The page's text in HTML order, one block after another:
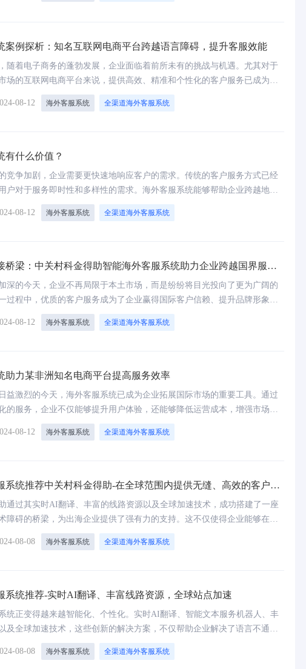
案例探析：知名互联网电商平台跨越语言障碍，提升客服效能
随着电子商务的蓬勃发展，企业面临着前所未有的挑战与机遇。尤其对于
场的互联网电商平台来说，提供高效、精准和个性化的客户服务已成为其
，我们分享一家专注于非洲市场，尤其是服务尼日利亚用户的电商平台如
的海外客服系统，解决用户咨询难题，优化用户体验，并降低运营成本的
08-12 海外客服系统 全渠道海外客服系统
有什么价值？
竞争加剧，企业需要更快速地响应客户的需求。传统的客户服务方式已经
户对于服务即时性和多样性的需求。海外客服系统能够帮助企业跨越地域
家和地区的客户提供定制化的服务体验。它不仅支持多语言沟通，还能集
社交媒体、电子邮件、即时通讯工具等），确保无论客户身处何方都能获
08-12 海外客服系统 全渠道海外客服系统
桥梁：中关村科金得助智能海外客服系统助力企业跨越国界服务
深的今天，企业不再局限于本土市场，而是纷纷将目光投向了更为广阔的
过程中，优质的客户服务成为了企业赢得国际客户信赖、提升品牌形象的
言障碍、时差挑战、文化差异等问题往往成为企业海外拓展的绊脚石。为
智能、适应性强的海外客服系统显得尤为重要。
08-12 海外客服系统 全渠道海外客服系统
助力某非洲知名电商平台提高服务效率
益激烈的今天，海外客服系统已成为企业拓展国际市场的重要工具。通过
的服务，企业不仅能够提升用户体验，还能够降低运营成本，增强市场竞
电商平台的客服革新之旅，为我们提供了一个成功的案例，展示了海外客
战略中的关键作用。
08-12 海外客服系统 全渠道海外客服系统
系统推荐中关村科金得助-在全球范围内提供无缝、高效的客户服
通过其实时AI翻译、丰富的线路资源以及全球加速技术，成功搭建了一座
障碍的桥梁，为出海企业提供了强有力的支持。这不仅使得企业能够在全
缝、高效的客户服务，也为企业自身的国际化战略奠定了坚实的基础。
08-08 海外客服系统 全渠道海外客服系统
系统推荐-实时AI翻译、丰富线路资源，全球站点加速
统正变得越来越智能化、个性化。实时AI翻译、智能文本服务机器人、丰
及全球加速技术，这些创新的解决方案，不仅帮助企业解决了语言不通的
服务效率和客户体验。
08-08 海外客服系统 全渠道海外客服系统
医保：医保小智全时段智能应答、文字
“即时应答”、视频客服“远程办理”
上汽集团智能外呼系统案例：激活客户需
求，赋能营销服务流程数字化升级
AI应用开发平台